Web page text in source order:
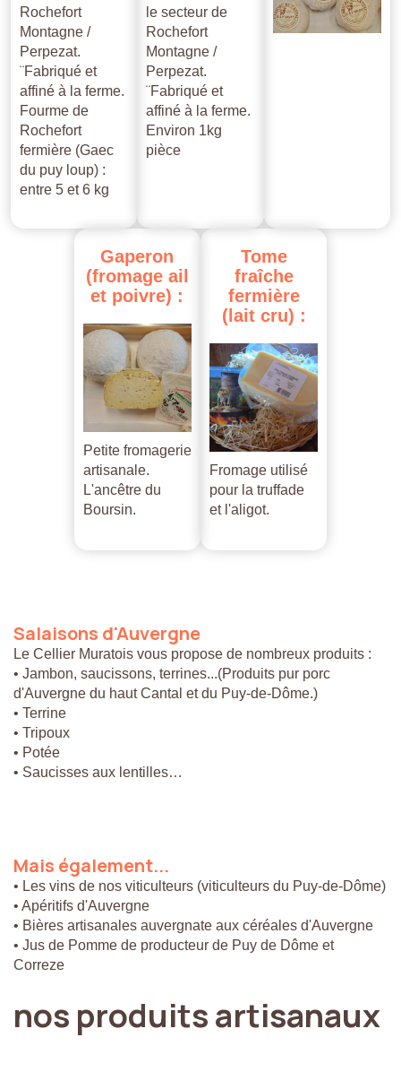
Rochefort
Montagne /
Perpezat.
¨Fabriqué et
affiné à la ferme.
Fourme de
Rochefort
fermière (Gaec
du puy loup) :
entre 5 et 6 kg
le secteur de
Rochefort
Montagne /
Perpezat.
¨Fabriqué et
affiné à la ferme.
Environ 1kg
pièce
Gaperon
(fromage ail
et poivre) :
Petite fromagerie
artisanale.
L'ancêtre du
Boursin.
Tome
fraîche
fermière
(lait cru) :
Fromage utilisé
pour la truffade
et l'aligot.
Salaisons d'Auvergne
Le Cellier Muratois vous propose de nombreux produits :
• Jambon, saucissons, terrines...(Produits pur porc
d'Auvergne du haut Cantal et du Puy-de-Dôme.)
• Terrine
• Tripoux
• Potée
• Saucisses aux lentilles…
Mais également...
• Les vins de nos viticulteurs (viticulteurs du Puy-de-Dôme)
• Apéritifs d'Auvergne
• Bières artisanales auvergnate aux céréales d'Auvergne
• Jus de Pomme de producteur de Puy de Dôme et
Correze
nos produitsartisanaux